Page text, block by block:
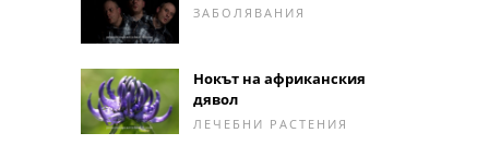
ЗАБОЛЯВАНИЯ
Нокът на африканския
дявол
ЛЕЧЕБНИ РАСТЕНИЯ